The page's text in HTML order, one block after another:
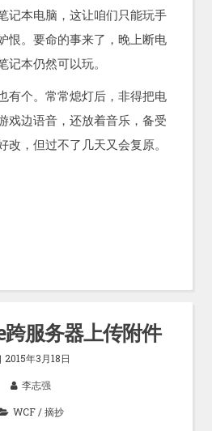
记本电脑，这让咱们只能玩手
恨。要命的事来了，晚上断电
本仍然可以玩。
有个。常常熄灯后，非得把电
戏边语音，还放着音乐，备受
，但过不了几天又会复原。
服务器上传附件
2015年3月18日
李志强
WCF/摘抄